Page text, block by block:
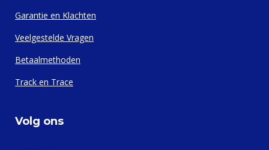
Garantie en Klachten
Veelgestelde Vragen
Betaalmethoden
Track en Trace
Volg ons